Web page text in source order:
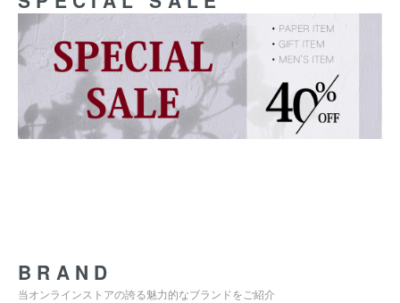
BRAND
当オンラインストアの誇る魅力的なブランドをご紹介